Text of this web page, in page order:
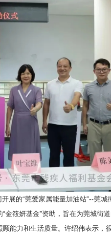
的“莞爱家属能量加油站”--莞城
金筱妍基金”资助，旨在为莞城街
能力和生活质量。许绍伟表示，